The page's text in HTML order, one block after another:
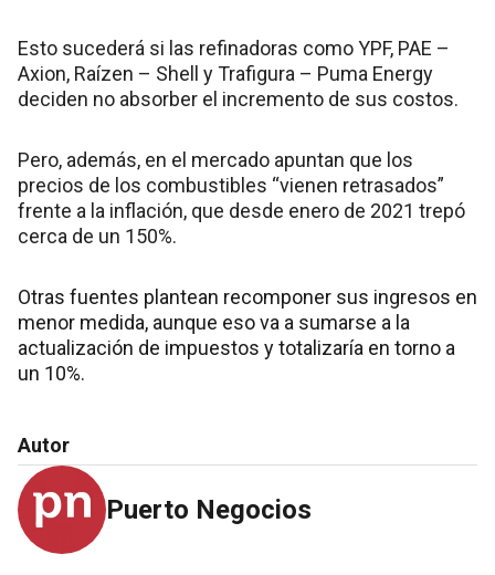
Esto sucederá si las refinadoras como YPF, PAE –
Axion, Raízen – Shell y Trafigura – Puma Energy
deciden no absorber el incremento de sus costos.
Pero, además, en el mercado apuntan que los
precios de los combustibles “vienen retrasados”
frente a la inflación, que desde enero de 2021 trepó
cerca de un 150%.
Otras fuentes plantean recomponer sus ingresos en
menor medida, aunque eso va a sumarse a la
actualización de impuestos y totalizaría en torno a
un 10%.
Autor
Puerto Negocios